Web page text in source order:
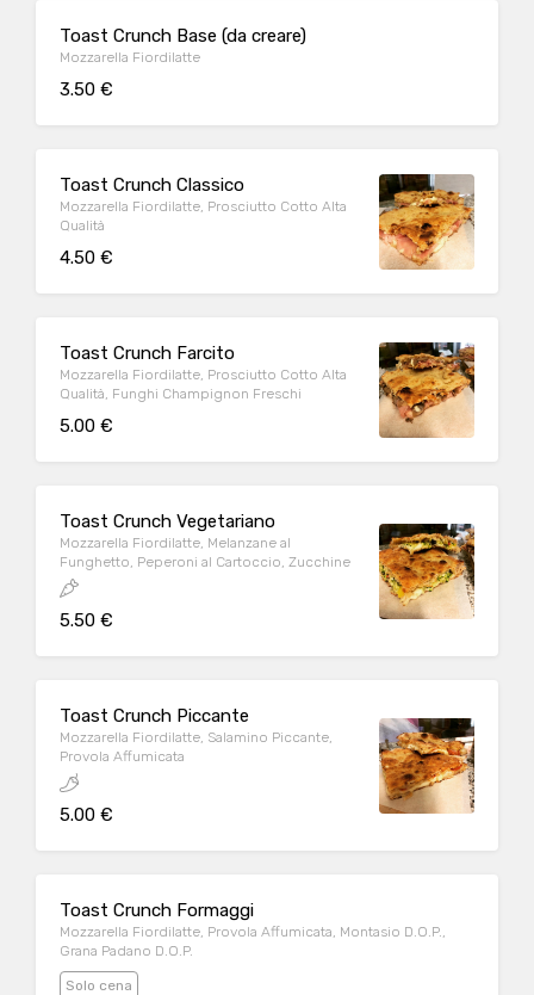
Toast Crunch Base (da creare)
Mozzarella Fiordilatte
3.50 €
Toast Crunch Classico
Mozzarella Fiordilatte, Prosciutto Cotto Alta
Qualità
4.50 €
Toast Crunch Farcito
Mozzarella Fiordilatte, Prosciutto Cotto Alta
Qualità, Funghi Champignon Freschi
5.00 €
Toast Crunch Vegetariano
Mozzarella Fiordilatte, Melanzane al
Funghetto, Peperoni al Cartoccio, Zucchine
5.50 €
Toast Crunch Piccante
Mozzarella Fiordilatte, Salamino Piccante,
Provola Affumicata
5.00 €
Toast Crunch Formaggi
Mozzarella Fiordilatte, Provola Affumicata, Montasio D.O.P.,
Grana Padano D.O.P.
Solo cena